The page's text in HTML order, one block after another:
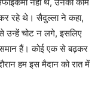
रहे थे। सैदुल्ला ने कहा,
उन्हें चोट न लगे, इसलिए
हैं। कोई एक से बढ़कर
हम इस मैदान को रात में